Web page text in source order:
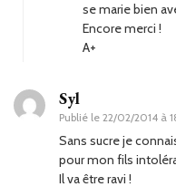
se marie bien
Encore merci !
A+
Syl
Publié le 22/02/2014 à
Sans sucre je
pour mon fils
Il va être ravi !